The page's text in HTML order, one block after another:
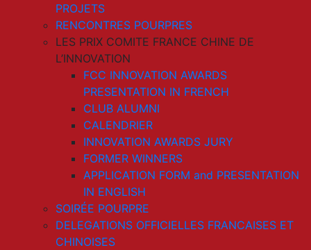
PROJETS
RENCONTRES POURPRES
LES PRIX COMITE FRANCE CHINE DE
L’INNOVATION
FCC INNOVATION AWARDS
PRESENTATION IN FRENCH
CLUB ALUMNI
CALENDRIER
INNOVATION AWARDS JURY
FORMER WINNERS
APPLICATION FORM and PRESENTATION
IN ENGLISH
SOIRÉE POURPRE
DELEGATIONS OFFICIELLES FRANCAISES ET
CHINOISES